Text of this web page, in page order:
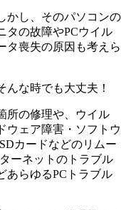
かし、そのパソコンの
タの故障やPCウイル
タ喪失の原因も考えら
な時でも大丈夫！
所の修理や、ウイル
ウェア障害・ソフトウ
カードなどのリムー
ーネットのトラブル
あらゆるPCトラブル